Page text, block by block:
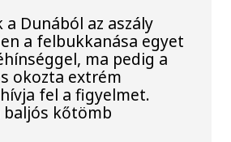
Dunából az aszály
a felbukkanása egyet
ma pedig a
okozta extrém
fel a figyelmet.
baljós kőtömb